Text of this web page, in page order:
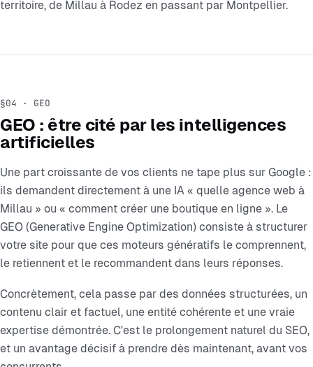
territoire, de Millau à Rodez en passant par Montpellier.
§04 · GEO
GEO : être cité par les intelligences
artificielles
Une part croissante de vos clients ne tape plus sur Google :
ils demandent directement à une IA « quelle agence web à
Millau » ou « comment créer une boutique en ligne ». Le
GEO (Generative Engine Optimization) consiste à structurer
votre site pour que ces moteurs génératifs le comprennent,
le retiennent et le recommandent dans leurs réponses.
Concrètement, cela passe par des données structurées, un
contenu clair et factuel, une entité cohérente et une vraie
expertise démontrée. C'est le prolongement naturel du SEO,
et un avantage décisif à prendre dès maintenant, avant vos